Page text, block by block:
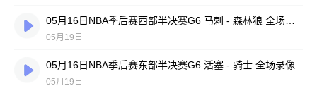
05月19日
05月16日NBA季后赛东部半决赛G6 活塞 - 骑士 全场录像
05月19日